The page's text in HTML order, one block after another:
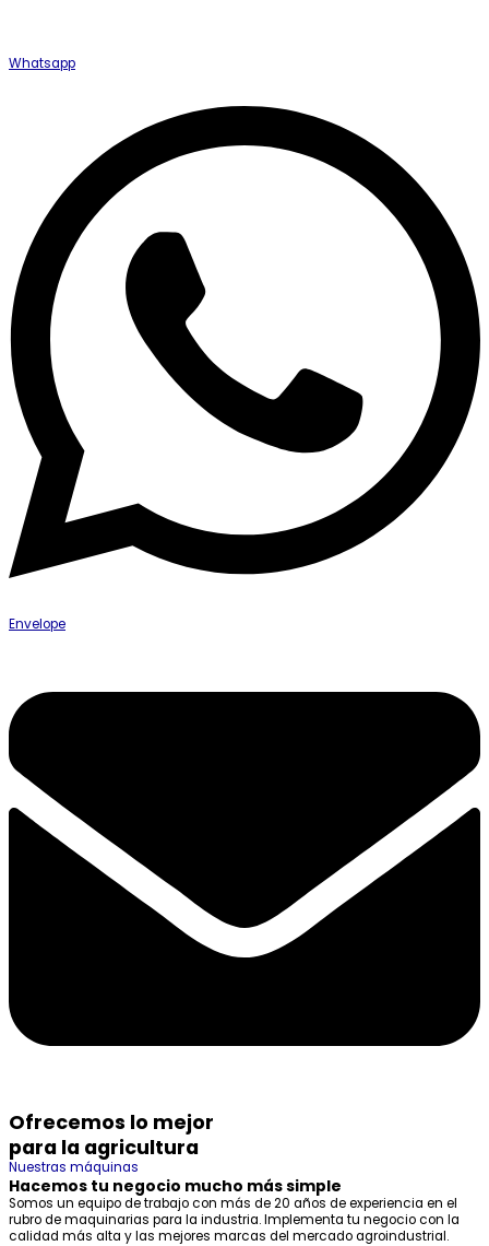
Whatsapp
Envelope
Ofrecemos lo mejor
para la agricultura
Nuestras máquinas
Hacemos tu negocio mucho más simple
Somos un equipo de trabajo con más de 20 años de experiencia en el
rubro de maquinarias para la industria. Implementa tu negocio con la
calidad más alta y las mejores marcas del mercado agroindustrial.